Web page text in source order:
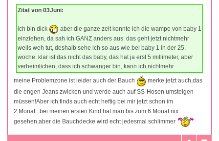
Zitat von 03Juni:
ich bin dick
aber die ganze zeit konnte ich die wampe von baby 1
einziehen, da sah ich GANZ anders aus. das geht jetzt nichtmehr
weils weh tut, deshalb sehe ich so aus wie bei baby 1 in der 25.
woche. klar ist das nicht das baby, das hat ja erst 5 millimeter, aber
verheimlichen, dass ich schwanger bin, kann ich nichtmehr
meine Problemzone ist leider auch der Bauch
merke jetzt auch,das
die engen Jeans zwicken und werde auch auf SS-Hosen umsteigen
müssen!Aber ich finds auch echt heftig bei mir jetzt schon im
2.Monat...bei meinen ersten Kind hat man bis zum 6.Monat nix
gesehen,aber die Bauchdecke wird echt jedesmal schlimmer